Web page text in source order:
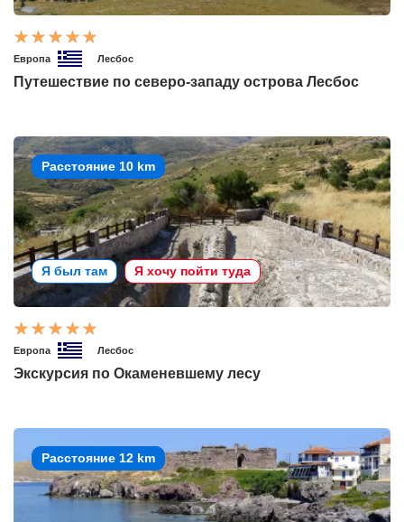
Европа Лесбос
Путешествие по северо-западу острова Лесбос
Расстояние 10 km
Я был там Я хочу пойти туда
Европа Лесбос
Экскурсия по Окаменевшему лесу
Расстояние 12 km